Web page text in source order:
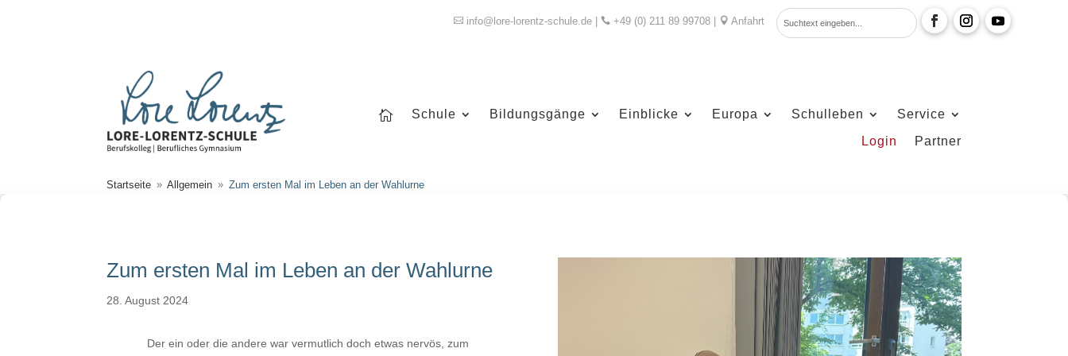
 info@lore-lorentz-schule.de  +49 (0) 211 89 99708  Anfahrt
 Schule Bildungsgänge Einblicke Europa Schulleben
Service
Login
Partner
Startseite 9 Allgemein 9 Zum ersten Mal im Leben an der Wahlurne
Zum ersten Mal im Leben an der Wahlurne
28. August 2024
Der ein oder die andere war vermutlich doch etwas nervös, zum